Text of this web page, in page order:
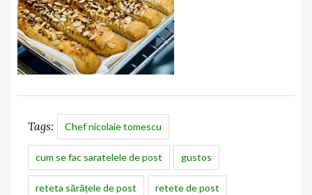
Tags: Chef nicolaie tomescu
cum se fac saratelele de post gustos
reteta sărățele de post retete de post